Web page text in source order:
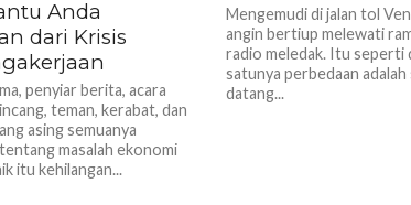
Anda
dari Krisis
penyiar berita, acara
teman, kerabat, dan
asing semuanya
masalah ekonomi
itu kehilangan...
Mengemudi di jalan tol
angin bertiup melewati
radio meledak. Itu seperti
satunya perbedaan adalah
datang...